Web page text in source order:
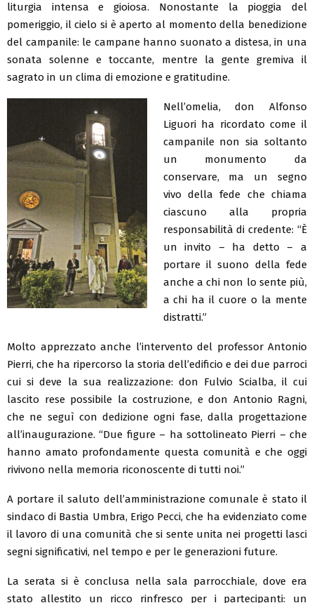
liturgia intensa e gioiosa. Nonostante la pioggia del
pomeriggio, il cielo si è aperto al momento della benedizione
del campanile: le campane hanno suonato a distesa, in una
sonata solenne e toccante, mentre la gente gremiva il
sagrato in un clima di emozione e gratitudine.
Nell’omelia, don Alfonso
Liguori ha ricordato come il
campanile non sia soltanto
un monumento da
conservare, ma un segno
vivo della fede che chiama
ciascuno alla propria
responsabilità di credente: “È
un invito – ha detto – a
portare il suono della fede
anche a chi non lo sente più,
a chi ha il cuore o la mente
distratti.”
Molto apprezzato anche l’intervento del professor Antonio
Pierri, che ha ripercorso la storia dell’edificio e dei due parroci
cui si deve la sua realizzazione: don Fulvio Scialba, il cui
lascito rese possibile la costruzione, e don Antonio Ragni,
che ne seguì con dedizione ogni fase, dalla progettazione
all’inaugurazione. “Due figure – ha sottolineato Pierri – che
hanno amato profondamente questa comunità e che oggi
rivivono nella memoria riconoscente di tutti noi.”
A portare il saluto dell’amministrazione comunale è stato il
sindaco di Bastia Umbra, Erigo Pecci, che ha evidenziato come
il lavoro di una comunità che si sente unita nei progetti lasci
segni significativi, nel tempo e per le generazioni future.
La serata si è conclusa nella sala parrocchiale, dove era
stato allestito un ricco rinfresco per i partecipanti: un